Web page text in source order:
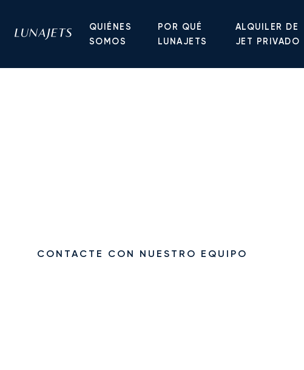
QUIÉNES
SOMOS
POR QUÉ
LUNAJETS
ALQUILER DE
JET PRIVADO
CONTACTE CON NUESTRO EQUIPO